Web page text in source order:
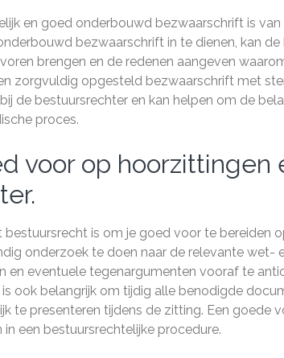
en goed onderbouwd bezwaarschrift is
bezwaarschrift in te dienen, kan
brengen en de redenen aangeven
zorgvuldig opgesteld bezwaarschrift met
de bestuursrechter en kan helpen om de
proces.
voor op hoorzittingen
bestuursrecht is om je goed voor te bereiden
onderzoek te doen naar de relevante wet-
en eventuele tegenargumenten vooraf te
ook belangrijk om tijdig alle benodigde
te presenteren tijdens de zitting. Een goede
een bestuursrechtelijke procedure.